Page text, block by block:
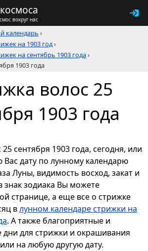
вокруг нас
календарь ›
на 1903 год›
на сентябрь 1903 года›
1903 года
волос 25
1903 года
сентября 1903 года, сегодня, или
дату по лунному календарю
Луны, видимость восход, закат и
знак зодиака Вы можете
странице, а еще все о стрижке
влунном календаре стрижки на
. А также благоприятные и
дни для стрижки и окрашивания
на любую другую дату.